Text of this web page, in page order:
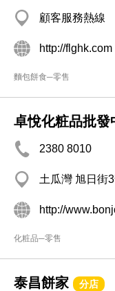
顧客服務熱線
http://flghk.com
麵包餅食─零售
卓悅化粧品批發
2380 8010
土瓜灣 旭日街
http://
化粧品─零售
泰昌餅家 分店